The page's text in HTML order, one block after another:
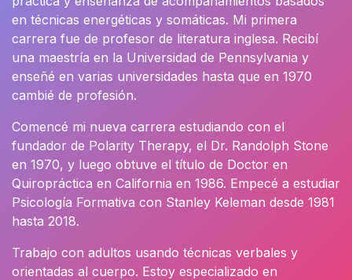
en técnicas energéticas y somáticas. Mi primera
carrera fue de profesor de literatura inglesa. Recibí
una maestría en la Universidad de Pennsylvania y
enseñé en varias universidades hasta que en 1970
cambié de profesión.
Comencé mi nueva carrera estudiando con el
fundador de Polarity Therapy, el Dr. Randolph Stone
en 1970, y luego obtuve el título de Doctor en
Quiropráctica en California en 1986. Empecé a estudiar
Psicología Formativa con Stanley Keleman desde 1981
hasta 2018.
Trabajo con adultos usando técnicas verbales y
orientadas al cuerpo. Estoy especializado en